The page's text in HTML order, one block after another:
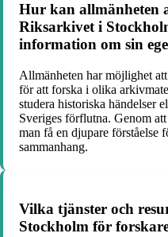
Hur kan allmänheten
Riksarkivet i
information om sin
Allmänheten har möjlighet
för att forska i olika
studera historiska händelser
Sveriges förflutna. Genom
man få en djupare förståelse
sammanhang.
Vilka tjänster och
Stockholm för